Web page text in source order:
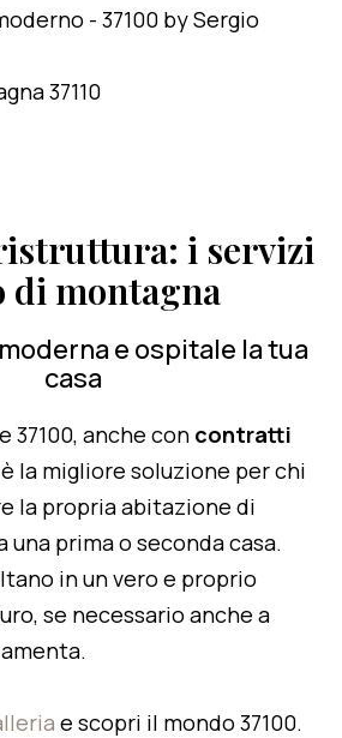
i servizi
di montagna
e ospitale la tua
casa
37100, anche con contratti
la migliore soluzione per chi
la propria abitazione di
una prima o seconda casa.
in un vero e proprio
se necessario anche a
e scopri il mondo 37100.